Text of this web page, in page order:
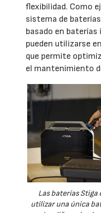
flexibilidad. Como
sistema de
basado en
pueden utilizarse
que permite
el mantenimiento
Las baterías Stiga
utilizar una única